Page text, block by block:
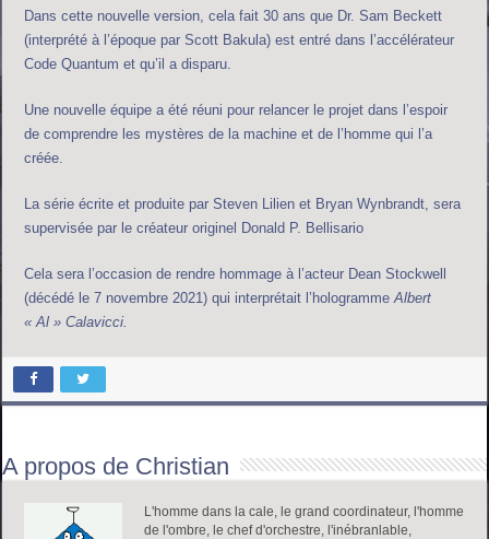
Dans cette nouvelle version, cela fait 30 ans que Dr. Sam Beckett
(interprété à l’époque par Scott Bakula) est entré dans l’accélérateur
Code Quantum et qu’il a disparu.
Une nouvelle équipe a été réuni pour relancer le projet dans l’espoir
de comprendre les mystères de la machine et de l’homme qui l’a
créée.
La série écrite et produite par Steven Lilien et Bryan Wynbrandt, sera
supervisée par le créateur originel Donald P. Bellisario
Cela sera l’occasion de rendre hommage à l’acteur Dean Stockwell
(décédé le 7 novembre 2021) qui interprétait l’hologrammeAlbert
« Al » Calavicci.
A propos de Christian
L'homme dans la cale, le grand coordinateur, l'homme
de l'ombre, le chef d'orchestre, l'inébranlable,